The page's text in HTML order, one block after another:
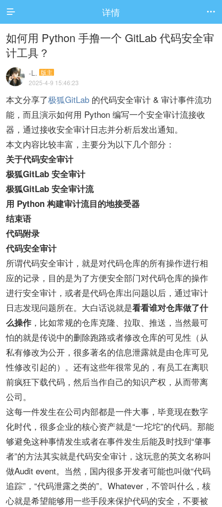
 详情 
如何用 Python 手撸一个 GitLab 代码安全审
计工具？
-L. 版主
2025-4-9 15:46:23
本文分享了极狐GitLab 的代码安全审计 & 审计事件流功
能，而且演示如何用 Python 编写一个安全审计流接收
器，通过接收安全审计日志并分析后发出通知。
本文内容比较丰富，主要分为以下几个部分：
关于代码安全审计
极狐GitLab 安全审计
极狐GitLab 安全审计流
用 Python 构建审计流目的地接受器
结束语
代码附录
代码安全审计
所谓代码安全审计，就是对代码仓库的所有操作进行相
应的记录，目的是为了方便安全部门对代码仓库的操作
进行安全审计，或者是代码仓库出问题以后，通过审计
日志发现问题所在。大白话说就是看看谁对仓库做了什
么操作 ，比如常规的仓库克隆、拉取、推送，当然最可
怕的就是传说中的删除跑路或者修改仓库的可见性（从
私有修改为公开，很多著名的信息泄露就是由仓库可见
性修改引起的）。还有这些年很常见的，有员工在离职
前疯狂下载代码，然后当作自己的知识产权，从而带离
公司。
这每一件发生在公司内部都是一件大事，毕竟现在数字
化时代，很多企业的核心资产就是“一坨坨”的代码。那能
够避免这种事情发生或者在事件发生后能及时找到“肇事
者”的方法其实就是代码安全审计，这玩意的英文名称叫
做Audit event。当然，国内很多开发者可能也叫做“代码
追踪”，“代码泄露之类的”。Whatever，不管叫什么，核
心就是希望能够用一些手段来保护代码的安全，不要被